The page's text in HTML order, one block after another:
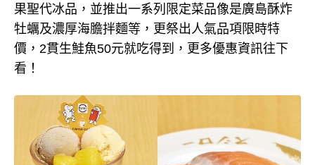
果聖代冰品，並推出一系列限定菜品像是廣島酥炸
牡蠣及濃厚海膽拌麵等，更祭出人氣品項限時特
價，2貫生鮭魚50元就吃得到，更多優惠資訊往下
看！